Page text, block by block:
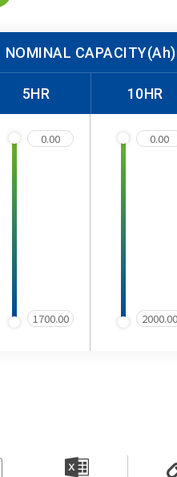
NOMINAL CAPACITY(Ah)
5HR 10HR